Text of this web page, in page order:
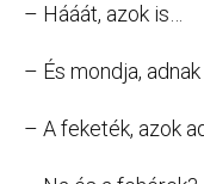
– Hááát, azok is…
– És mondja,
– A feketék, azok